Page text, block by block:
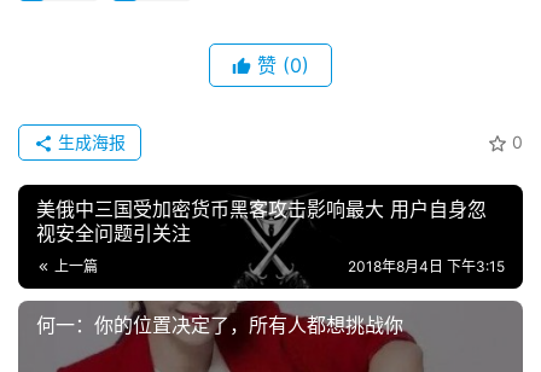
赞 (0)
0
生成海报
美俄中三国受加密货币黑客攻击影响最大 用户自身忽
视安全问题引关注
上一篇 2018年8月4日 下午3:15
何一：你的位置决定了，所有人都想挑战你